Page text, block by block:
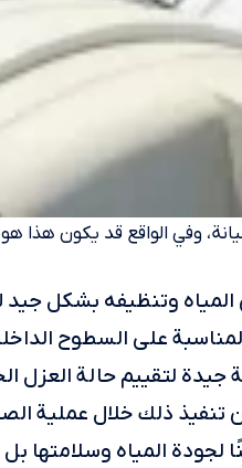
وفي الواقع قد يكون هذا
وتنظيفه بشكل جيد
على السطوح
لتقييم حالة العزل
تنفيذ ذلك خلال عملية
المياه وسلامتها